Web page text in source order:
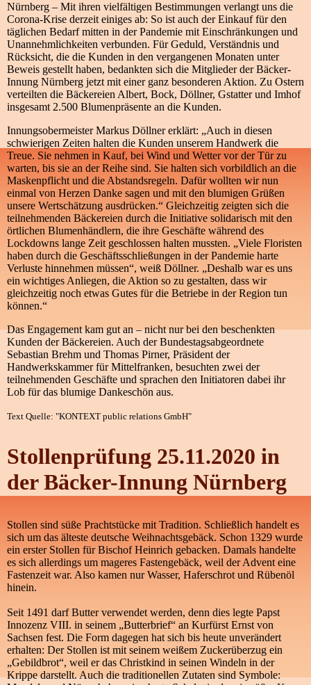
Nürnberg – Mit ihren vielfältigen Bestimmungen verlangt uns die
Corona-Krise derzeit einiges ab: So ist auch der Einkauf für den
täglichen Bedarf mitten in der Pandemie mit Einschränkungen und
Unannehmlichkeiten verbunden. Für Geduld, Verständnis und
Rücksicht, die die Kunden in den vergangenen Monaten unter
Beweis gestellt haben, bedankten sich die Mitglieder der Bäcker-
Innung Nürnberg jetzt mit einer ganz besonderen Aktion. Zu Ostern
verteilten die Bäckereien Albert, Bock, Döllner, Gstatter und Imhof
insgesamt 2.500 Blumenpräsente an die Kunden.
Innungsobermeister Markus Döllner erklärt: „Auch in diesen
schwierigen Zeiten halten die Kunden unserem Handwerk die
Treue. Sie nehmen in Kauf, bei Wind und Wetter vor der Tür zu
warten, bis sie an der Reihe sind. Sie halten sich vorbildlich an die
Maskenpflicht und die Abstandsregeln. Dafür wollten wir nun
einmal von Herzen Danke sagen und mit den blumigen Grüßen
unsere Wertschätzung ausdrücken.“ Gleichzeitig zeigten sich die
teilnehmenden Bäckereien durch die Initiative solidarisch mit den
örtlichen Blumenhändlern, die ihre Geschäfte während des
Lockdowns lange Zeit geschlossen halten mussten. „Viele Floristen
haben durch die Geschäftsschließungen in der Pandemie harte
Verluste hinnehmen müssen“, weiß Döllner. „Deshalb war es uns
ein wichtiges Anliegen, die Aktion so zu gestalten, dass wir
gleichzeitig noch etwas Gutes für die Betriebe in der Region tun
können.“
Das Engagement kam gut an – nicht nur bei den beschenkten
Kunden der Bäckereien. Auch der Bundestagsabgeordnete
Sebastian Brehm und Thomas Pirner, Präsident der
Handwerkskammer für Mittelfranken, besuchten zwei der
teilnehmenden Geschäfte und sprachen den Initiatoren dabei ihr
Lob für das blumige Dankeschön aus.
Text Quelle: "KONTEXT public relations GmbH"
Stollenprüfung 25.11.2020 in
der Bäcker-Innung Nürnberg
Stollen sind süße Prachtstücke mit Tradition. Schließlich handelt es
sich um das älteste deutsche Weihnachtsgebäck. Schon 1329 wurde
ein erster Stollen für Bischof Heinrich gebacken. Damals handelte
es sich allerdings um mageres Fastengebäck, weil der Advent eine
Fastenzeit war. Also kamen nur Wasser, Haferschrot und Rübenöl
hinein.
Seit 1491 darf Butter verwendet werden, denn dies legte Papst
Innozenz VIII. in seinem „Butterbrief“ an Kurfürst Ernst von
Sachsen fest. Die Form dagegen hat sich bis heute unverändert
erhalten: Der Stollen ist mit seinem weißem Zuckerüberzug ein
„Gebildbrot“, weil er das Christkind in seinen Windeln in der
Krippe darstellt. Auch die traditionellen Zutaten sind Symbole: